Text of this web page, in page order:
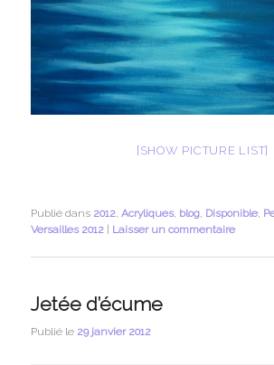
[SHOW PICTURE LIST]
Publié dans 2012,Acryliques, blog, Disponible,
Versailles 2012
Laisser un commentaire
Jetée d’écume
Publié le 29 janvier 2012